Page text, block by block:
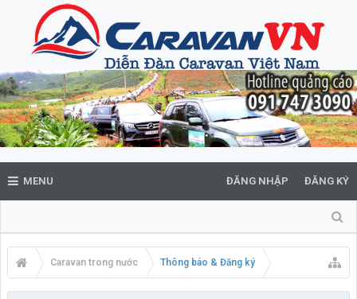
MENU ĐĂNG NHẬP ĐĂNG KÝ
Caravan trong nước Thông báo & Đăng ký